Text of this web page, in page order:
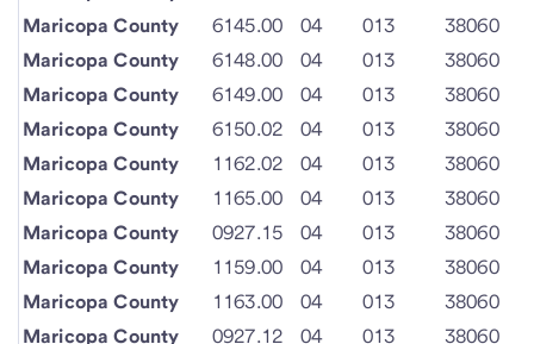
Maricopa County
6145.00 04 013
38060
Maricopa County
6148.00 04 013
38060
Maricopa County
6149.00 04 013
38060
Maricopa County
6150.02 04 013
38060
Maricopa County
1162.02 04 013
38060
Maricopa County
1165.00 04 013
38060
Maricopa County
0927.15 04 013
38060
Maricopa County
1159.00 04 013
38060
Maricopa County
1163.00 04 013
38060
Maricopa County
0927.12 04 013 38060